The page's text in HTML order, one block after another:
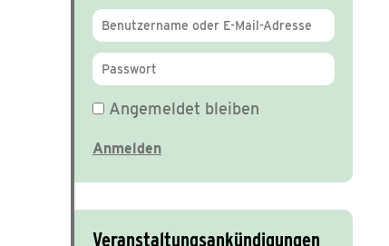
Angemeldet bleiben
Veranstaltungsankündigungen